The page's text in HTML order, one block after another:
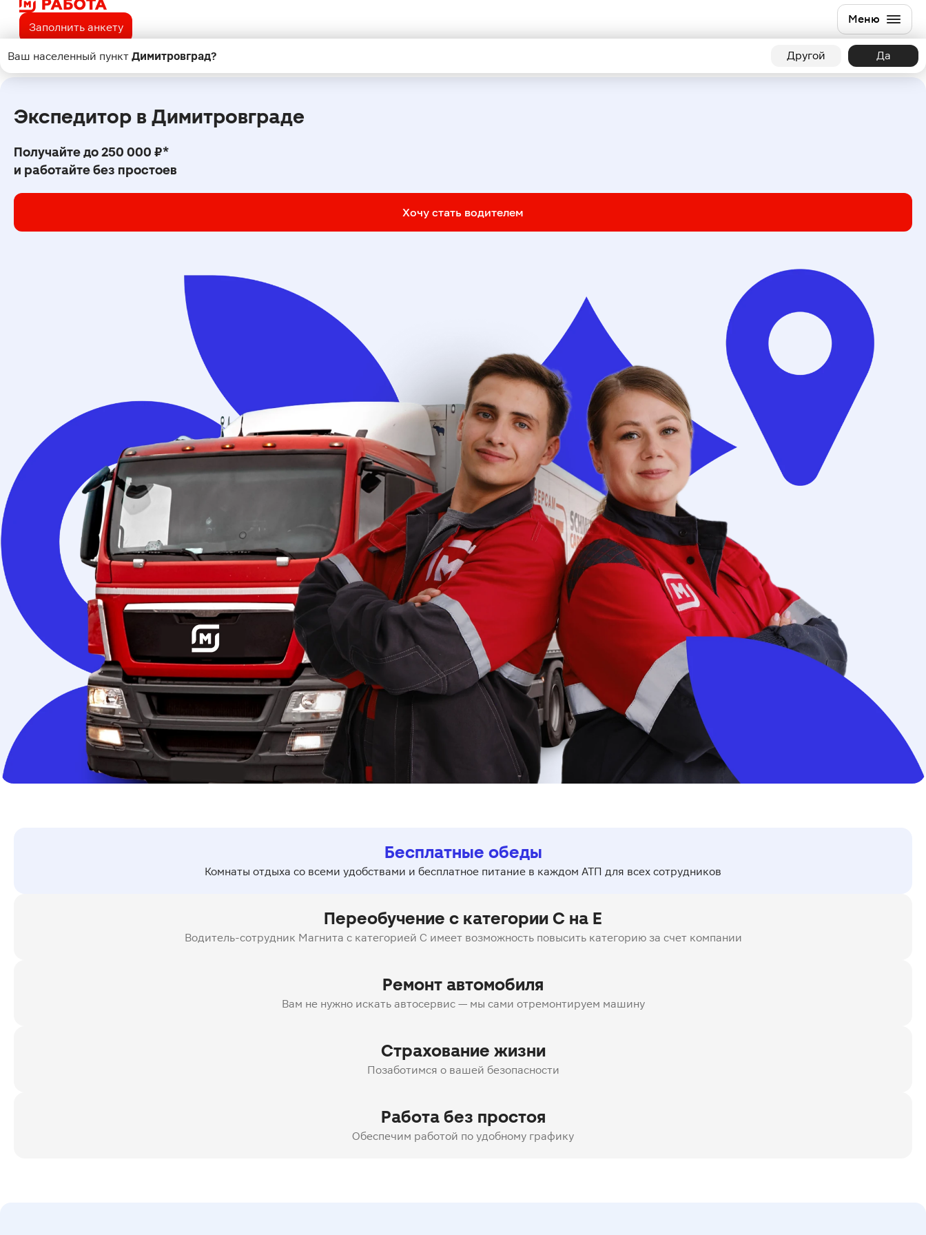
Поиск
Заполнить анкету
Меню
Экспедитор в Димитровграде
Получайте до 250 000 ₽*
и работайте без простоев
Хочу стать водителем
Бесплатные обеды
Комнаты отдыха со всеми удобствами и бесплатное питание в каждом АТП для всех сотрудников
Переобучение с категории C на E
Водитель-сотрудник Магнита с категорией C имеет возможность повысить категорию за счет компании
Ремонт автомобиля
Вам не нужно искать автосервис — мы сами отремонтируем машину
Страхование жизни
Позаботимся о вашей безопасности
Работа без простоя
Обеспечим работой по удобному графику
Ваш населенный пункт Димитровград? Другой Да